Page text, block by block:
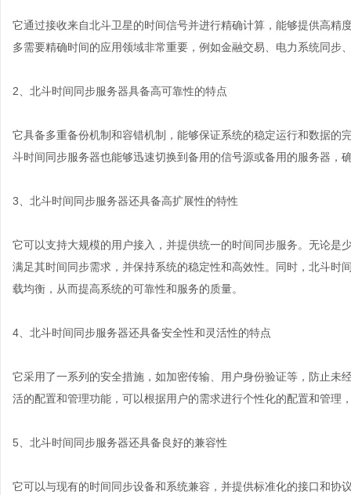
它通过接收来自北斗卫星的时间信号并进行精确计算，能够提供高精
多需要精确时间的应用领域非常重要，例如金融交易、电力系统同步
2、北斗时间同步服务器具备高可靠性的特点
它具备多重备份机制和容错机制，能够保证系统的稳定运行和数据的
斗时间同步服务器也能够迅速切换到备用的信号源或备用的服务器，
3、北斗时间同步服务器还具备高扩展性的特性
它可以支持大规模的用户接入，并提供统一的时间同步服务。无论是
满足其时间同步需求，并保持系统的稳定性和高效性。同时，北斗时
载均衡，从而提高系统的可靠性和服务的质量。
4、北斗时间同步服务器还具备安全性和灵活性的特点
它采用了一系列的安全措施，如加密传输、用户身份验证等，防止未
活的配置和管理功能，可以根据用户的需求进行个性化的配置和管理
5、北斗时间同步服务器还具备良好的兼容性
它可以与现有的时间同步设备和系统兼容，并提供标准化的接口和协